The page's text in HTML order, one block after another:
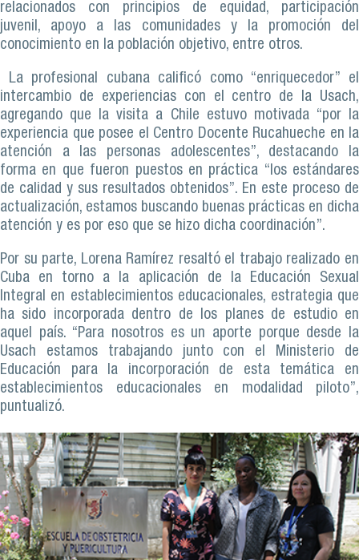
relacionados con principios de equidad, participación
juvenil, apoyo a las comunidades y la promoción del
conocimiento en la población objetivo, entre otros.
La profesional cubana calificó como “enriquecedor” el
intercambio de experiencias con el centro de la Usach,
agregando que la visita a Chile estuvo motivada “por la
experiencia que posee el Centro Docente Rucahueche en la
atención a las personas adolescentes”, destacando la
forma en que fueron puestos en práctica “los estándares
de calidad y sus resultados obtenidos”. En este proceso de
actualización, estamos buscando buenas prácticas en dicha
atención y es por eso que se hizo dicha coordinación”.
Por su parte, Lorena Ramírez resaltó el trabajo realizado en
Cuba en torno a la aplicación de la Educación Sexual
Integral en establecimientos educacionales, estrategia que
ha sido incorporada dentro de los planes de estudio en
aquel país. “Para nosotros es un aporte porque desde la
Usach estamos trabajando junto con el Ministerio de
Educación para la incorporación de esta temática en
establecimientos educacionales en modalidad piloto”,
puntualizó.